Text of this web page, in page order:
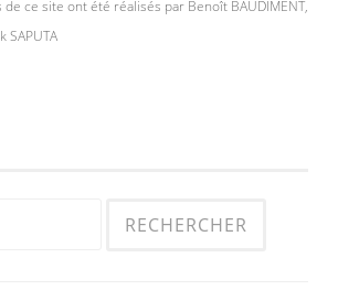
de ce site ont été réalisés par Benoît BAUDIMENT,
SAPUTA